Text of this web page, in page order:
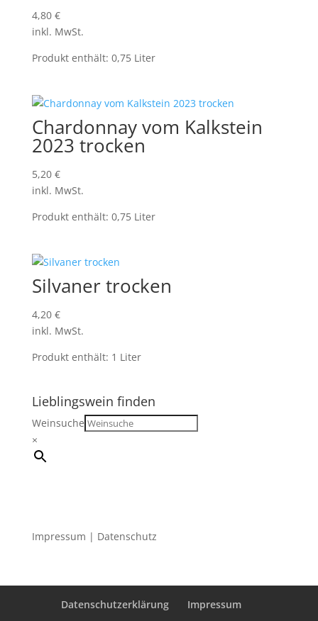
4,80 €
inkl. MwSt.
Produkt enthält: 0,75 Liter
Chardonnay vom Kalkstein
2023 trocken
5,20 €
inkl. MwSt.
Produkt enthält: 0,75 Liter
Silvaner trocken
4,20 €
inkl. MwSt.
Produkt enthält: 1 Liter
Lieblingswein finden
Weinsuche
×
Impressum | Datenschutz
Datenschutzerklärung Impressum